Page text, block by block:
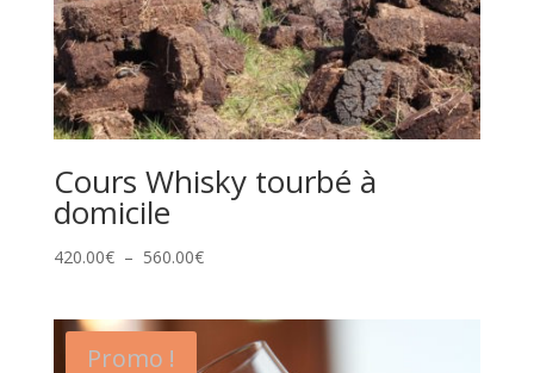
Cours Whisky tourbé à
domicile
420.00€ – 560.00€Plage
420.00€
à
Promo !